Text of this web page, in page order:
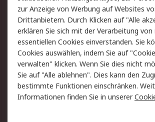
Hilfe
Rechtliches
AGB
Cookie-Richtlinie
Copyright/Impressum
zur Anzeige von Werbung auf Websites
Drittanbietern. Durch Klicken auf "Alle
erklären Sie sich mit der Verarbeitung von
essentiellen Cookies einverstanden. Sie
Cookies auswählen, indem Sie auf
verwalten" klicken. Wenn Sie dies nicht
Sie auf "Alle ablehnen". Dies kann den
bestimmte Funktionen einschränken.
Informationen finden Sie in unserer